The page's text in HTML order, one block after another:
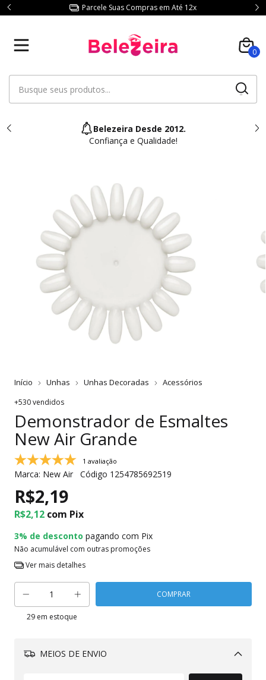
Parcele Suas Compras em Até 12x
0
Belezeira Desde 2012.
Confiança e Qualidade!
Início Unhas Unhas Decoradas Acessórios
+530 vendidos
Demonstrador de Esmaltes
New Air Grande
1 avaliação
Marca: New Air Código 1254785692519
R$2,19
R$2,12 com Pix
3% de desconto pagando com Pix
Não acumulável com outras promoções
Ver mais detalhes
29em estoque
MEIOS DE ENVIO
Alterar CEP